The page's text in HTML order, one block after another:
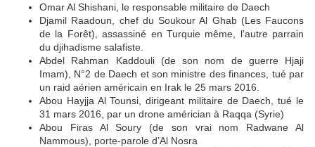
Omar Al Shishani, le responsable militaire de Daech
Djamil Raadoun, chef du Soukour Al Ghab (Les Faucons
de la Forêt), assassiné en Turquie même, l’autre parrain
du djihadisme salafiste.
Abdel Rahman Kaddouli (de son nom de guerre Hjaji
Imam), N°2 de Daech et son ministre des finances, tué par
un raid aérien américain en Irak le 25 mars 2016.
Abou Hayjja Al Tounsi, dirigeant militaire de Daech, tué le
31 mars 2016, par un drone américian à Raqqa (Syrie)
Abou Firas Al Soury (de son vrai nom Radwane Al
Nammous), porte-parole d’Al Nosra